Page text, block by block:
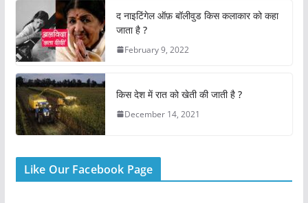
o
k
p
द नाइटिंगेल ऑफ़ बॉलीवुड किस कलाकार को कहा
जाता है ?
February 9, 2022
किस देश में रात को खेती की जाती है ?
December 14, 2021
Like Our Facebook Page